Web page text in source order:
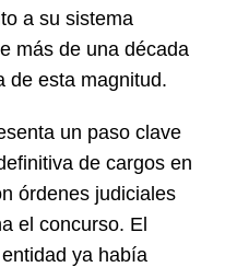
a su sistema
más de una década
de esta magnitud.
un paso clave
de cargos en
órdenes judiciales
el concurso. El
ya había